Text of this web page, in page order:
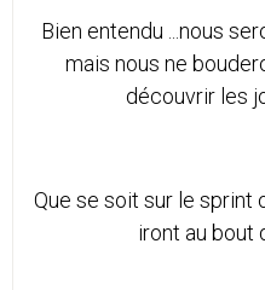
Bien entendu ...nous
mais nous ne
découvrir les
Que se soit sur le sprint
iront au bout